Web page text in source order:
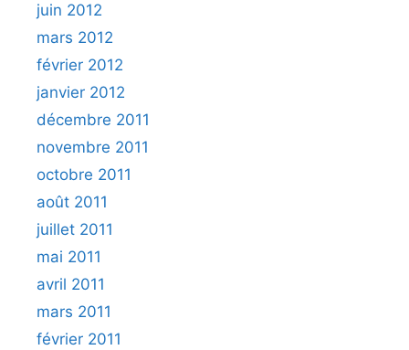
juin 2012
mars 2012
février 2012
janvier 2012
décembre 2011
novembre 2011
octobre 2011
août 2011
juillet 2011
mai 2011
avril 2011
mars 2011
février 2011